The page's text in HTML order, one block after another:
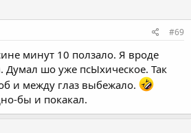
#69
минут 10 ползало. Я вроде
Думал шо уже псЫхическое. Так
и между глаз выбежало.
бы и покакал.